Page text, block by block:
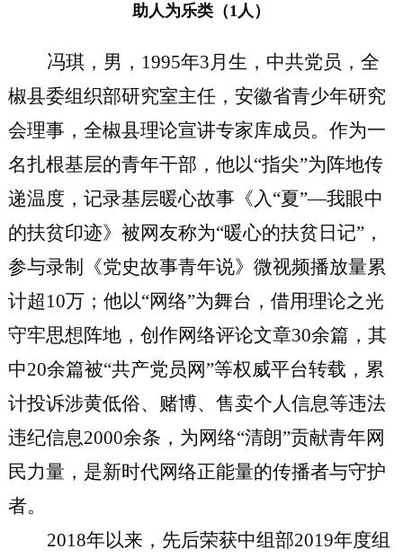
助人为乐类 （1 人 ）
冯琪，男， 1995年3月生，中共党员，全
椒县委组织部研究室主任，安徽省青少年研究
会理事，全椒县理论宣讲专家库成员。作为一
名扎根基层的青年干部，他以“指尖”为阵地传
递温度，记录基层暖心故事《入“夏”—我眼中
的扶贫印迹》被网友称为“暖心的扶贫日记”，
参与录制《党史故事青年说》微视频播放量累
计超10万；他以“网络”为舞台，借用理论之光
守牢思想阵地，创作网络评论文章30余篇，其
中20余篇被“共产党员网”等权威平台转载，累
计投诉涉黄低俗、赌博、售卖个人信息等违法
违纪信息2000余条，为网络“清朗”贡献青年网
民力量，是新时代网络正能量的传播者与守护
者。
2018年以来，先后荣获中组部2019年度组